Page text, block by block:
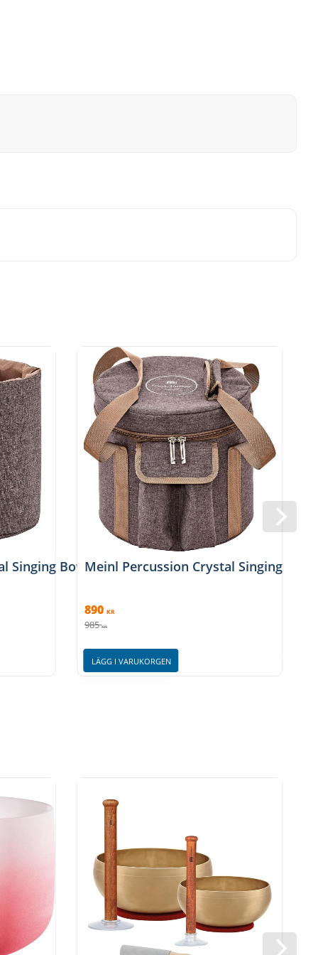
Singing Bowl Sleeve 8'', Brown, CSBS8BR
Meinl Percussion Crystal Singing
890 KR
985 KR
LÄGG I VARUKORGEN